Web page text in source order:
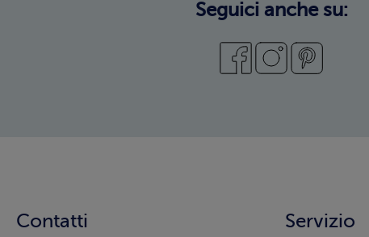
Contatti Servizio
Seguici anche su: